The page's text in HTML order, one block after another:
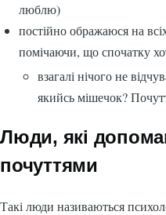
люблю)
постійно ображаюся на
помічаючи, що спочатку
взагалі нічого не
якийсь мішечок?
Люди, які
почуттями
Такі люди називаються